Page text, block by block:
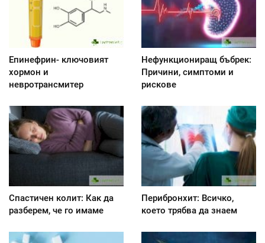
Епинефрин- ключовият
хормон и
невротрансмитер
Нефункциониращ бъбрек:
Причини, симптоми и
рискове
Спастичен колит: Как да
разберем, че го имаме
Перибронхит: Всичко,
което трябва да знаем